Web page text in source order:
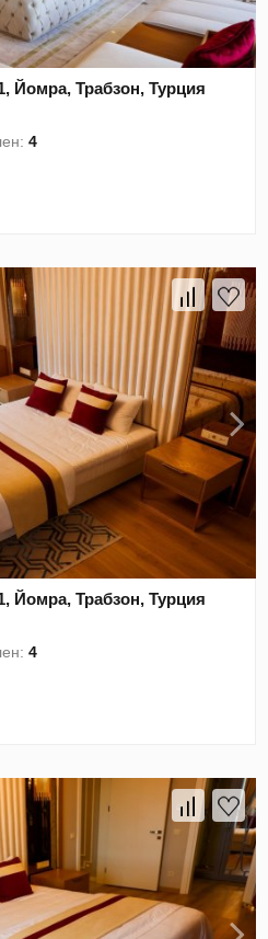
Йомра, Трабзон, Турция
4
Йомра, Трабзон, Турция
4